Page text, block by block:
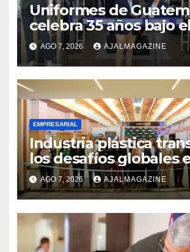
Uniformes de
celebra 35 años bajo
«Hechos para
continúa su expansión
nacional
AGO 7, 2026 AJALMAGAZINE
EMPRESARIAL
Industria plástica
los desafíos globales
innovación y nuevas
oportunidades de
AGO 7, 2026 AJALMAGAZINE